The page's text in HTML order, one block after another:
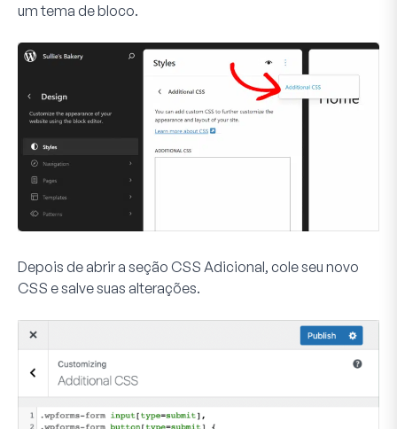
um tema de bloco.
Depois de abrir a seção CSS Adicional, cole seu novo
CSS e salve suas alterações.